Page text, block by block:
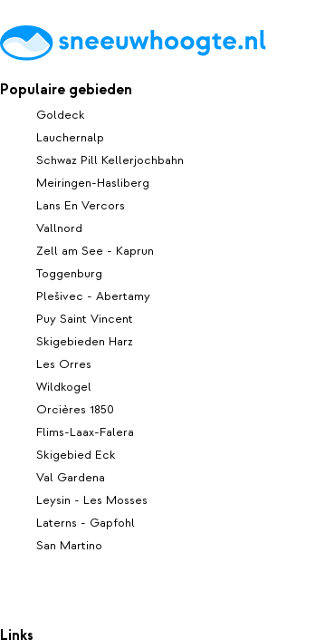
Populaire gebieden
Goldeck
Lauchernalp
Schwaz Pill Kellerjochbahn
Meiringen-Hasliberg
Lans En Vercors
Vallnord
Zell am See - Kaprun
Toggenburg
Plešivec - Abertamy
Puy Saint Vincent
Skigebieden Harz
Les Orres
Wildkogel
Orcières 1850
Flims-Laax-Falera
Skigebied Eck
Val Gardena
Leysin - Les Mosses
Laterns - Gapfohl
San Martino
Links